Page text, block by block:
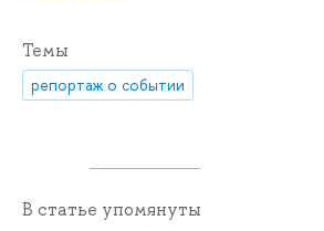
Темы
репортаж о событии
В статье упомянуты